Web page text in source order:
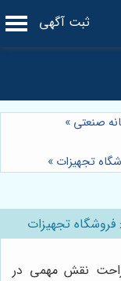
ثبت آگهی
صنعتی »
تجهیزات »
فروشگاه تجهیزات
راحت نقش مهمی در